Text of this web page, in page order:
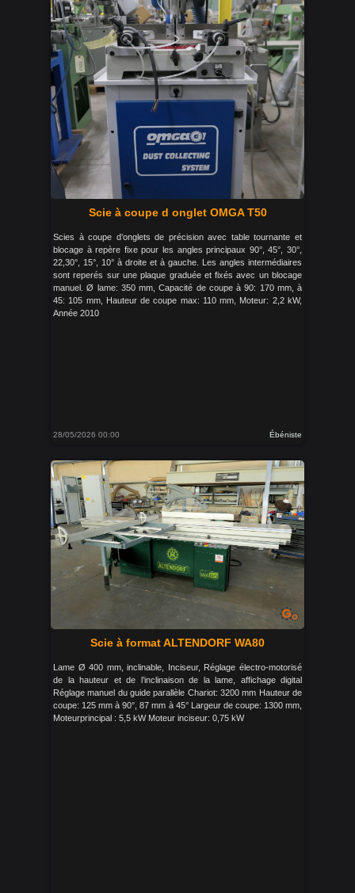
Scie à coupe d onglet OMGA T50
Scies à coupe d’onglets de précision avec table tournante et
blocage à repère fixe pour les angles principaux 90°, 45°, 30°,
22,30°, 15°, 10° à droite et à gauche. Les angles intermédiaires
sont reperés sur une plaque graduée et fixés avec un blocage
manuel. Ø lame: 350 mm, Capacité de coupe à 90: 170 mm, à
45: 105 mm, Hauteur de coupe max: 110 mm, Moteur: 2,2 kW,
Année 2010
28/05/2026 00:00 Ébéniste
Scie à format ALTENDORF WA80
Lame Ø 400 mm, inclinable, Inciseur, Réglage électro-motorisé
de la hauteur et de l’inclinaison de la lame, affichage digital
Réglage manuel du guide parallèle Chariot: 3200 mm Hauteur de
coupe: 125 mm à 90°, 87 mm à 45° Largeur de coupe: 1300 mm,
Moteurprincipal : 5,5 kW Moteur inciseur: 0,75 kW